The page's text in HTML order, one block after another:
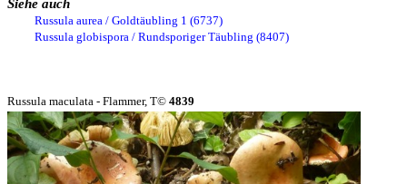
Siehe auch
Russula aurea / Goldtäubling 1 (6737)
Russula globispora / Rundsporiger Täubling (8407)
Russula maculata - Flammer, T© 4839